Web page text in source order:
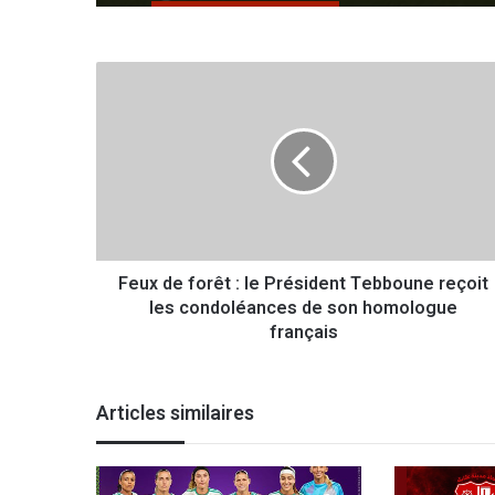
r
r
é
s
i
Feux de forêt : le Président Tebboune reçoit
les condoléances de son homologue
français
Articles similaires